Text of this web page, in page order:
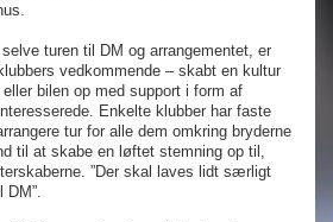
turen til DM og arrangementet, er
vedkommende – skabt en kultur
bilen op med support i form af
Enkelte klubber har faste
tur for alle dem omkring bryderne
til at skabe en løftet stemning op til,
”Der skal laves lidt særligt
DM”.